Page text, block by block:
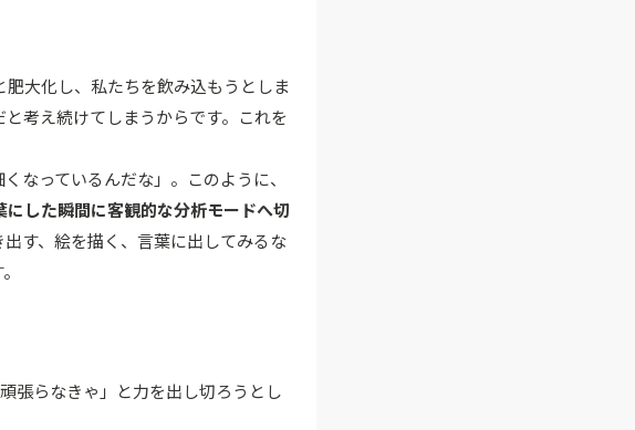
大化し、私たちを飲み込もうとしま
考え続けてしまうからです。これを
なっているんだな」。このように、
にした瞬間に客観的な分析モードへ切
出す、絵を描く、言葉に出してみるな
張らなきゃ」と力を出し切ろうとし